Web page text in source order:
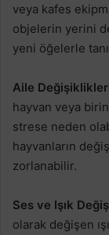
veya kafes
objelerin yerini
yeni öğelerle
Aile
hayvan veya
strese neden
hayvanların
zorlanabilir.
Ses ve Işık
olarak değişen